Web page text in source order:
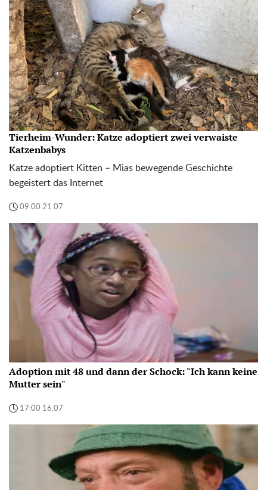
Tierheim-Wunder: Katze adoptiert zwei verwaiste
Katzenbabys
Katze adoptiert Kitten – Mias bewegende Geschichte
begeistert das Internet
09:00 21.07
Adoption mit 48 und dann der Schock: "Ich kann keine
Mutter sein"
17:00 16.07